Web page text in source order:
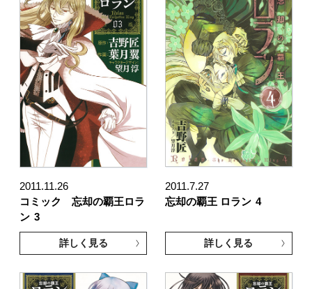
2011.11.26
コミック 忘却の覇王ロラ
ン 3
詳しく見る
2011.7.27
忘却の覇王 ロラン 4
詳しく見る